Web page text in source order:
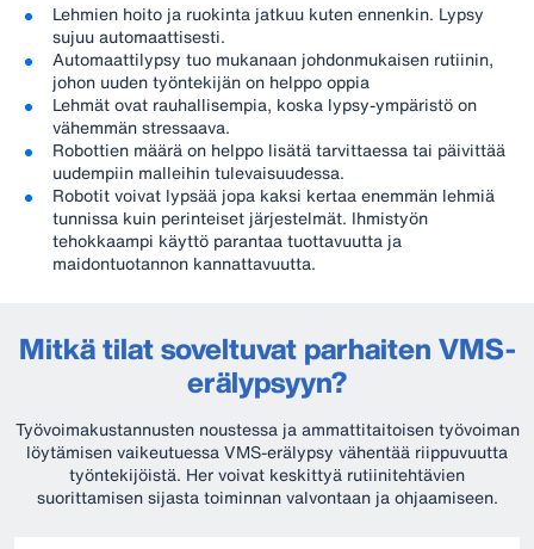
Lehmien hoito ja ruokinta jatkuu kuten ennenkin. Lypsy
sujuu automaattisesti.
Automaattilypsy tuo mukanaan johdonmukaisen rutiinin,
johon uuden työntekijän on helppo oppia
Lehmät ovat rauhallisempia, koska lypsy-ympäristö on
vähemmän stressaava.
Robottien määrä on helppo lisätä tarvittaessa tai päivittää
uudempiin malleihin tulevaisuudessa.
Robotit voivat lypsää jopa kaksi kertaa enemmän lehmiä
tunnissa kuin perinteiset järjestelmät. Ihmistyön
tehokkaampi käyttö parantaa tuottavuutta ja
maidontuotannon kannattavuutta.
Mitkä tilat soveltuvat parhaiten VMS-
erälypsyyn?
Työvoimakustannusten noustessa ja ammattitaitoisen työvoiman
löytämisen vaikeutuessa VMS-erälypsy vähentää riippuvuutta
työntekijöistä. Her voivat keskittyä rutiinitehtävien
suorittamisen sijasta toiminnan valvontaan ja ohjaamiseen.